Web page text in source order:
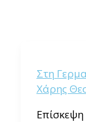
Στη
Χάρης
Επίσκεψη